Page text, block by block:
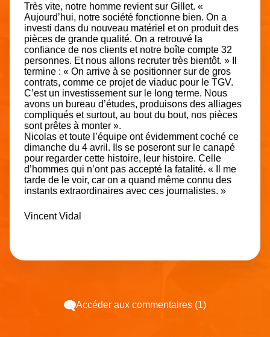
Très vite, notre homme revient sur Gillet. «
Aujourd’hui, notre société fonctionne bien. On a
investi dans du nouveau matériel et on produit des
pièces de grande qualité. On a retrouvé la
confiance de nos clients et notre boîte compte 32
personnes. Et nous allons recruter très bientôt. » Il
termine : « On arrive à se positionner sur de gros
contrats, comme ce projet de viaduc pour le TGV.
C’est un investissement sur le long terme. Nous
avons un bureau d’études, produisons des alliages
compliqués et surtout, au bout du bout, nos pièces
sont prêtes à monter ».
Nicolas et toute l’équipe ont évidemment coché ce
dimanche du 4 avril. Ils se poseront sur le canapé
pour regarder cette histoire, leur histoire. Celle
d’hommes qui n’ont pas accepté la fatalité. « Il me
tarde de le voir, car on a quand même connu des
instants extraordinaires avec ces journalistes. »
Vincent Vidal
Accéder aux commentaires (1)